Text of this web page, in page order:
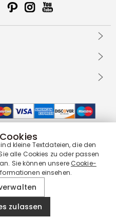
kleine Textdateien, die den
alle Cookies zu oder passen
Sie können unsereCookie-
einsehen.
zulassen